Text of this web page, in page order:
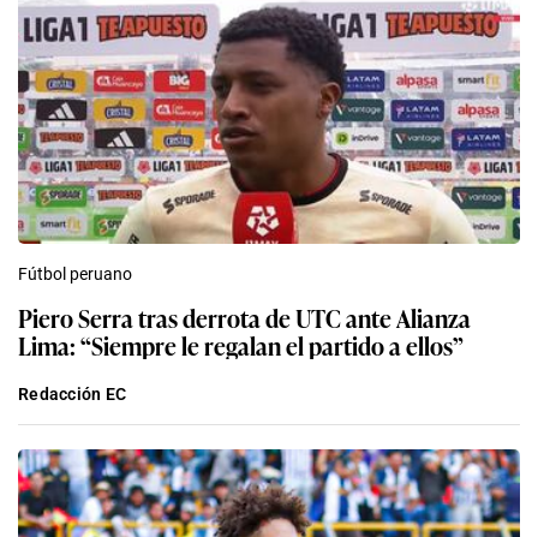
Fútbol peruano
Piero Serra tras derrota de UTC ante Alianza
Lima: “Siempre le regalan el partido a ellos”
Redacción EC